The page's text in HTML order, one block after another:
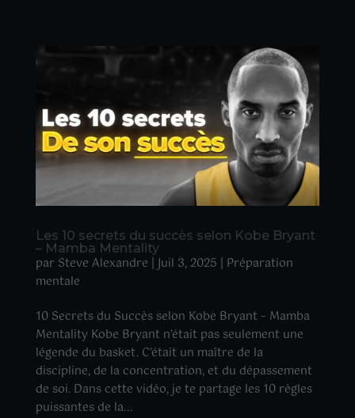
Les 10 secrets du succès selon Kobe Bryant
– Mamba Mentality
par Steve Alexandre | Juil 3, 2025 | Préparation
mentale
10 Secrets du Succès selon Kobe Bryant – Mamba
Mentality Kobe Bryant n’était pas seulement une
légende du basket. C’était un maître de la
discipline, de la concentration, et du dépassement
de soi. Dans cette vidéo, je te partage les 10 règles
puissantes de la...